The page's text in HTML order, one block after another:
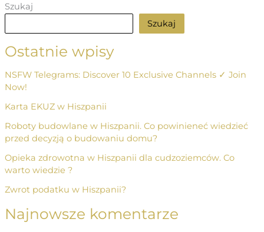
Szukaj
Szukaj
Ostatnie wpisy
NSFW Telegrams: Discover 10 Exclusive Channels ✓ Join
Now!
Karta EKUZ w Hiszpanii
Roboty budowlane w Hiszpanii. Co powinieneć wiedzieć
przed decyzją o budowaniu domu?
Opieka zdrowotna w Hiszpanii dla cudzoziemców. Co
warto wiedzie ?
Zwrot podatku w Hiszpanii?
Najnowsze komentarze